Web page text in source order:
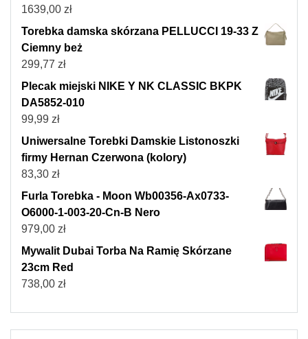
1639,00 zł
Torebka damska skórzana PELLUCCI 19-33 Z
Ciemny beż
299,77 zł
Plecak miejski NIKE Y NK CLASSIC BKPK
DA5852-010
99,99 zł
Uniwersalne Torebki Damskie Listonoszki
firmy Hernan Czerwona (kolory)
83,30 zł
Furla Torebka - Moon Wb00356-Ax0733-
O6000-1-003-20-Cn-B Nero
979,00 zł
Mywalit Dubai Torba Na Ramię Skórzane
23cm Red
738,00 zł